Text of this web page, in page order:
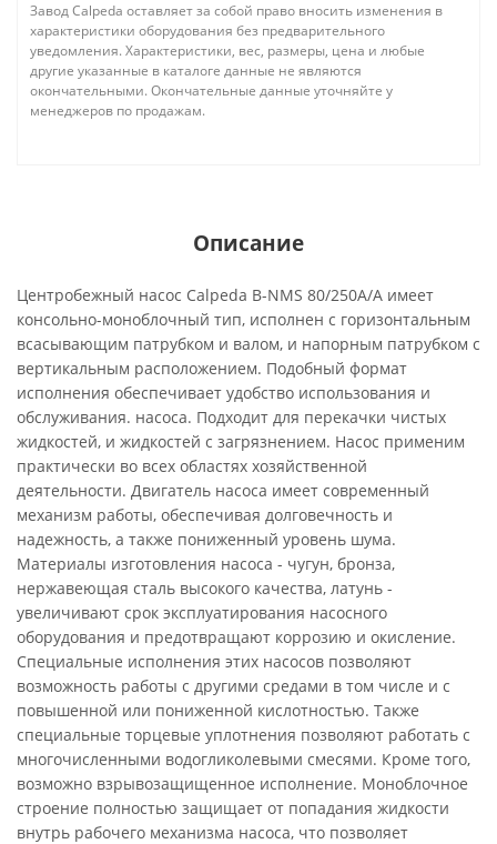
Завод Calpeda оставляет за собой право вносить изменения в
характеристики оборудования без предварительного
уведомления. Характеристики, вес, размеры, цена и любые
другие указанные в каталоге данные не являются
окончательными. Окончательные данные уточняйте у
менеджеров по продажам.
Описание
Центробежный насос Calpeda B-NMS 80/250A/A имеет
консольно-моноблочный тип, исполнен с горизонтальным
всасывающим патрубком и валом, и напорным патрубком с
вертикальным расположением. Подобный формат
исполнения обеспечивает удобство использования и
обслуживания. насоса. Подходит для перекачки чистых
жидкостей, и жидкостей с загрязнением. Насос применим
практически во всех областях хозяйственной
деятельности. Двигатель насоса имеет современный
механизм работы, обеспечивая долговечность и
надежность, а также пониженный уровень шума.
Материалы изготовления насоса - чугун, бронза,
нержавеющая сталь высокого качества, латунь -
увеличивают срок эксплуатирования насосного
оборудования и предотвращают коррозию и окисление.
Специальные исполнения этих насосов позволяют
возможность работы с другими средами в том числе и с
повышенной или пониженной кислотностью. Также
специальные торцевые уплотнения позволяют работать с
многочисленными водогликолевыми смесями. Кроме того,
возможно взрывозащищенное исполнение. Моноблочное
строение полностью защищает от попадания жидкости
внутрь рабочего механизма насоса, что позволяет